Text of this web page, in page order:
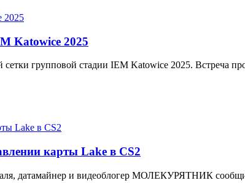
Katowice 2025
групповой стадии IEM Katowice 2025. Встреча
карты Lake в CS2
датамайнер и видеоблогер МОЛЕКУРЯТНИК